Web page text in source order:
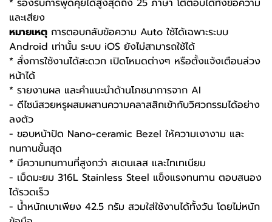
และเสียง
หมายเหตุ การตอบกลับข้อความ Auto ใช้ได้เฉพาะระบบ
Android เท่านั้น ระบบ iOS ยังไม่สามารถใช้ได้
* สั่งการใช้งานได้สะดวก เปิดโหมดต่างๆ หรือตั้งแจ้งเตือนล่วง
หน้าได้
* รายงานผล และคำแนะนำด้านโภชนาการจาก AI
- ดีไซน์สวยหรูผสมผสานความคลาสสิกเข้ากับวิศวกรรมได้อย่าง
ลงตัว
- ขอบหน้าปัด Nano-ceramic Bezel ให้ความเงางาม และ
ทนทานขั้นสุด
* มีความทนทานที่สูงกว่า สเตนเลส และไทเทเนียม
- เม็ดมะยม 316L Stainless Steel แข็งแรงทนทาน ตอบสนอง
ได้รวดเร็ว
- น้ำหนักเบาเพียง 42.5 กรัม สวมใส่ใช้งานได้ทั้งวัน โดยไม่หนัก